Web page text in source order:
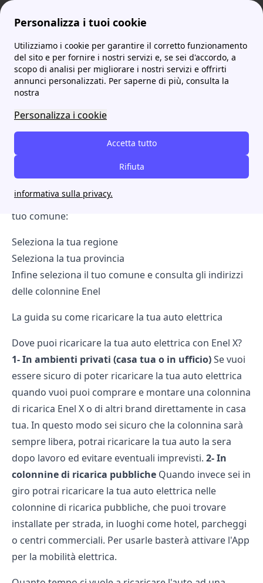
Personalizza i tuoi cookie
Utilizziamo i cookie per garantire il corretto funzionamento
del sito e per fornire i nostri servizi e, se sei d'accordo, a
scopo di analisi per migliorare i nostri servizi e offrirti
annunci personalizzati. Per saperne di più, consulta la
nostra
Personalizza i cookie
Accetta tutto
Rifiuta
informativa sulla privacy.
ProntoBolletta MoreEnel Le colonnine di ricarica Enel X in Italia
Le colonnine di ricarica
Enel X in Italia
La guida su come ricaricare la tua auto elettrica
Trova tutte le colonnine di ricarica Enel presenti in
RicaricaEnelPer trovare le colonnine di ricarica nel
tuo comune:
Seleziona la tua regione
Seleziona la tua provincia
Infine seleziona il tuo comune e consulta gli indirizzi
delle colonnine Enel
La guida su come ricaricare la tua auto elettrica
Dove puoi ricaricare la tua auto elettrica con Enel X?
1- In ambienti privati (casa tua o in ufficio)Se vuoi
essere sicuro di poter ricaricare la tua auto elettrica
quando vuoi puoi comprare e montare una colonnina
di ricarica Enel X o di altri brand direttamente in casa
tua. In questo modo sei sicuro che la colonnina sarà
sempre libera, potrai ricaricare la tua auto la sera
dopo lavoro ed evitare eventuali imprevisti. 2- In
colonnine di ricarica pubbliche Quando invece sei in
giro potrai ricaricare la tua auto elettrica nelle
colonnine di ricarica pubbliche, che puoi trovare
installate per strada, in luoghi come hotel, parcheggi
o centri commerciali. Per usarle basterà attivare l'App
per la mobilità elettrica.